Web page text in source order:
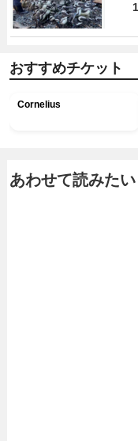
おすすめチケット
Cornelius
あわせて読みたい